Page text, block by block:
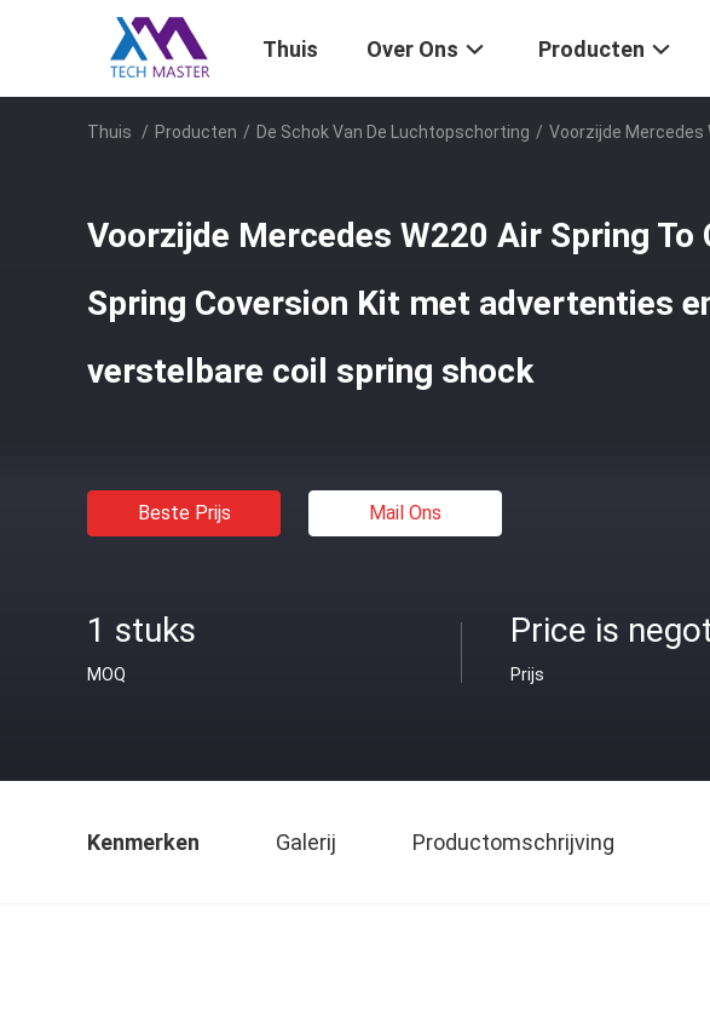
Thuis Over Ons Producten
Thuis / Producten / De Schok Van De Luchtopschorting / Voorzijde Mercedes
Voorzijde Mercedes W220 Air Spring To
Spring Coversion Kit met advertenties
verstelbare coil spring shock
Beste Prijs Mail Ons
1 stuks
MOQ
Price is
Prijs
Kenmerken Galerij Productomschrijving